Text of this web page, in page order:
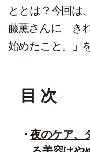
ととは？今回は
藤薫さんに「き
始めたこと。」
目 次
夜のケア、